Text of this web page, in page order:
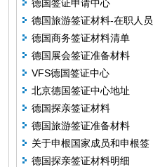
德国签证申请中心
德国旅游签证材料-在职人员
德国商务签证材料清单
德国展会签证准备材料
VFS德国签证中心
北京德国签证中心地址
德国探亲签证材料
德国旅游签证准备材料
关于申根国家成员和申根签
证
德国探亲签证材料明细